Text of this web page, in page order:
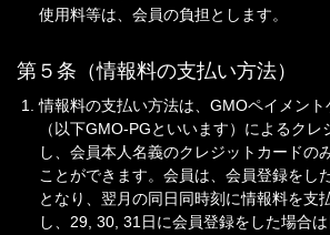
使用料等は、会員の負担とします。
第５条（情報料の支払い方法）
情報料の支払い方法は、GMOペイメン
（以下GMO-PGといいます）によるク
し、会員本人名義のクレジットカードの
ことができます。会員は、会員登録をし
となり、翌月の同日同時刻に情報料を支
し、29, 30, 31日に会員登録をした場合